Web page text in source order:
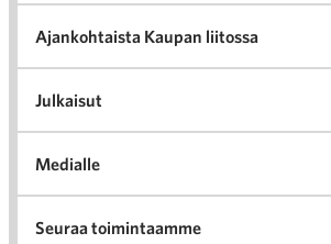
Ajankohtaista Kaupan liitossa
Julkaisut
Medialle
Seuraa toimintaamme